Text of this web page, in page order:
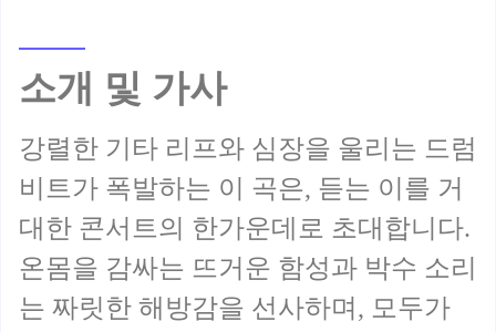
소개 및 가사
강렬한 기타 리프와 심장을 울리는 드럼
비트가 폭발하는 이 곡은, 듣는 이를 거
대한 콘서트의 한가운데로 초대합니다.
온몸을 감싸는 뜨거운 함성과 박수 소리
는 짜릿한 해방감을 선사하며, 모두가